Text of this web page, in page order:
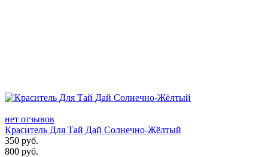
нет отзывов
Краситель Для Тай Дай Солнечно-Жёлтый
350 руб.
800 руб.